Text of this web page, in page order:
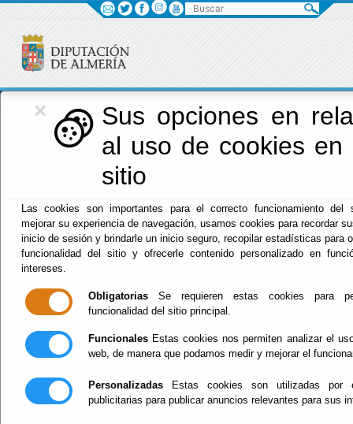
×
Sus opciones en
al uso de cookies en
sitio
Las cookies son importantes para el correcto funcionamiento del
mejorar su experiencia de navegación, usamos cookies para recordar
inicio de sesión y brindarle un inicio seguro, recopilar estadísticas para
funcionalidad del sitio y ofrecerle contenido personalizado en
intereses.
Obligatorias Se requieren estas cookies para
funcionalidad del sitio principal.
Funcionales Estas cookies nos permiten analizar el
web, de manera que podamos medir y mejorar el
Personalizadas Estas cookies son utilizadas por
publicitarias para publicar anuncios relevantes para sus
Diputación
Menú Diputación
de Almería
Portal de
Transparencia
Diputación de
Almería
Buscar